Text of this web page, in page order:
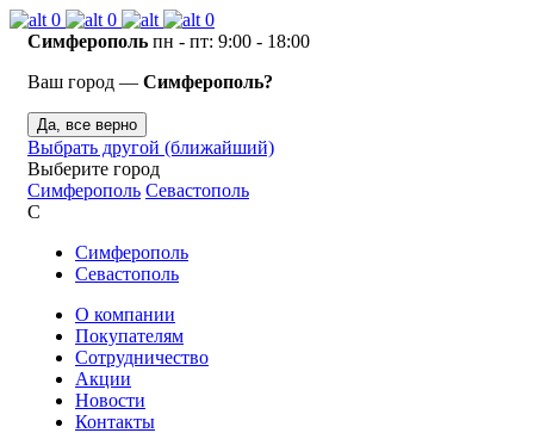
0 0
0
Симферополь пн - пт: 9:00 - 18:00
Ваш город — Симферополь?
Да, все верно
Выбрать другой (ближайший)
Выберите город
Симферополь Севастополь
С
Симферополь
Севастополь
О компании
Покупателям
Сотрудничество
Акции
Новости
Контакты